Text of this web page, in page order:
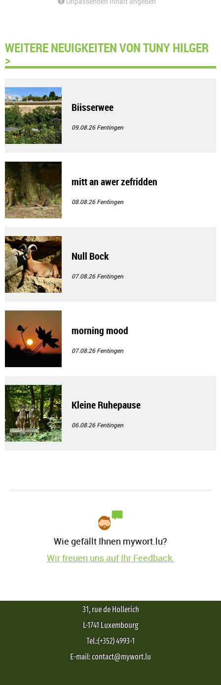
WEITERE NEUIGKEITEN VON TUNY HILGER
>
Biisserwee
09.08.26Fentingen
mitt an awer zefridden
08.08.26Fentingen
Null Bock
07.08.26Fentingen
morning mood
07.08.26Fentingen
Kleine Ruhepause
06.08.26Fentingen
Wie gefällt Ihnen mywort.lu?
Wir freuen uns auf Ihr Feedback.
31, rue de Hollerich
L-1741 Luxembourg
Tel.:(+352) 4993-1
E-mail: contact@mywort.lu